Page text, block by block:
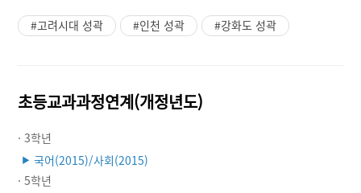
#고려시대 성곽 #인천 성곽 #강화도 성곽
초등교과과정연계(개정년도)
· 3학년
▶ 국어(2015)/사회(2015)
· 5학년